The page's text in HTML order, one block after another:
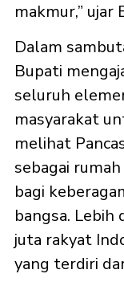
makmur,” ujar
Dalam
Bupati
seluruh
masyarakat
melihat
sebagai
bagi
bangsa. Lebih
juta rakyat
yang terdiri